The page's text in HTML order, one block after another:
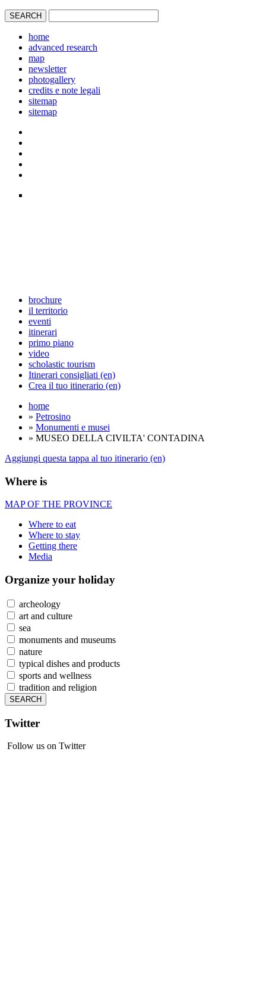
home
advanced research
map
newsletter
photogallery
credits e note legali
sitemap
sitemap
brochure
il territorio
eventi
itinerari
primo piano
video
scholastic tourism
Itinerari consigliati (en)
Crea il tuo itinerario (en)
home
» Petrosino
» Monumenti e musei
» MUSEO DELLA CIVILTA' CONTADINA
Aggiungi questa tappa al tuo itinerario (en)
Where is
MAP OF THE PROVINCE
Where to eat
Where to stay
Getting there
Media
Organize your holiday
archeology
art and culture
sea
monuments and museums
nature
typical dishes and products
sports and wellness
tradition and religion
Twitter
Follow us on Twitter